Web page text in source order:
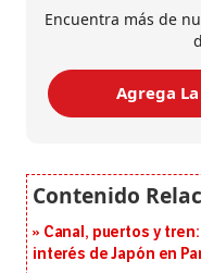
Encuentra más de
Agrega
Canal, puertos y
interés de Japón en